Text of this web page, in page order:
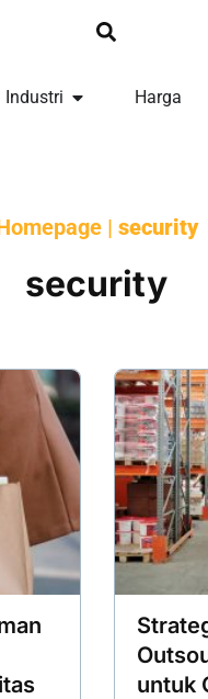
Industri Harga
| security
security
untuk